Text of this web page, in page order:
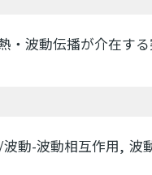
・波動伝播が介在す
動-波動相互作用 波